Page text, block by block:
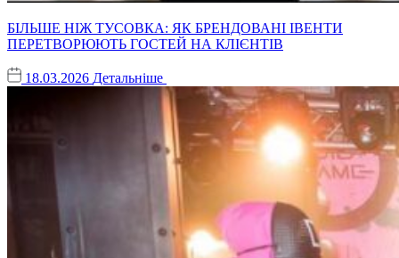
БІЛЬШЕ НІЖ ТУСОВКА: ЯК БРЕНДОВАНІ ІВЕНТИ
ПЕРЕТВОРЮЮТЬ ГОСТЕЙ НА КЛІЄНТІВ
18.03.2026 Детальніше